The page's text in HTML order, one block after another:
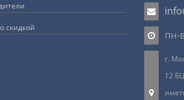
скидкой
пн-
г.
12